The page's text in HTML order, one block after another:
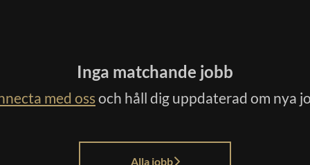
Inga matchande jobb
med ossoch håll dig uppdaterad om nya
Alla jobb